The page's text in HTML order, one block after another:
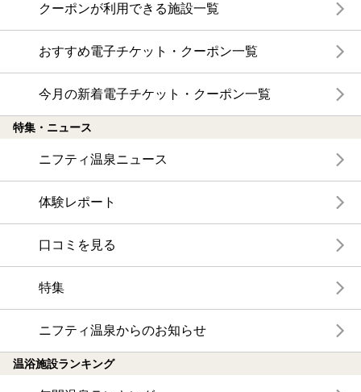
クーポンが利用できる施設一覧
おすすめ電子チケット・クーポン一覧
今月の新着電子チケット・クーポン一覧
特集・ニュース
ニフティ温泉ニュース
体験レポート
口コミを見る
特集
ニフティ温泉からのお知らせ
温浴施設ランキング